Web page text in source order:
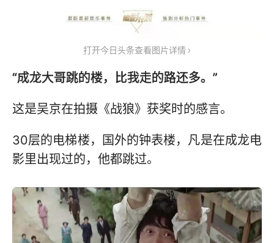
打开今日头条查看图片详情
“成龙大哥跳的楼，比我走的路还多。”
这是吴京在拍摄《战狼》获奖时的感言。
30层的电梯楼，国外的钟表楼，凡是在成龙电
影里出现过的，他都跳过。